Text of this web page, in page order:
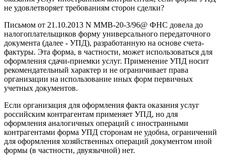
не удовлетворяет требованиям сторон сделки?
Письмом от 21.10.2013 N ММВ-20-3/96@ ФНС довела до
налогоплательщиков форму универсального передаточного
документа (далее - УПД), разработанную на основе счета-
фактуры. Эта форма, в частности, может использоваться для
оформления сдачи-приемки услуг. Применение УПД носит
рекомендательный характер и не ограничивает права
организации на использование иных форм первичных
учетных документов.
Если организация для оформления факта оказания услуг
российским контрагентам применяет УПД, но для
оформления аналогичных операций с иностранными
контрагентами форма УПД сторонам не удобна, ограничений
для оформления хозяйственных операций документом иной
формы (в частности, двуязычной) нет.